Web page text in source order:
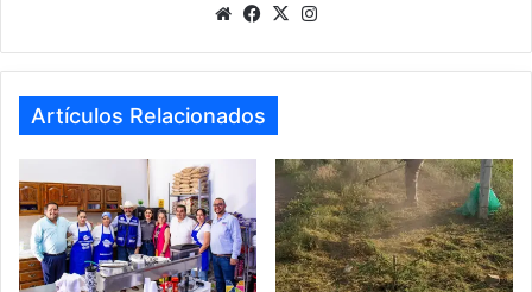
WebsiteFacebook
X
Artículos Relacionados